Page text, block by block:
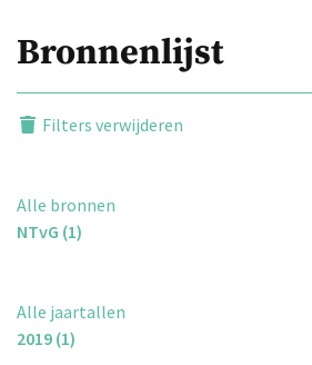
Bronnenlijst
Filters verwijderen
Alle bronnen
NTvG (1)
Alle jaartallen
2019 (1)